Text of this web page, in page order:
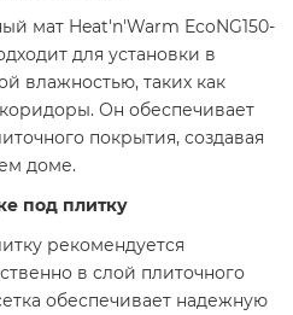
мат Heat'n'Warm EcoNG150-
для установки в
влажностью, таких как
Он обеспечивает
покрытия, создавая
доме.​
под плитку
рекомендуется
в слой плиточного
обеспечивает надежную